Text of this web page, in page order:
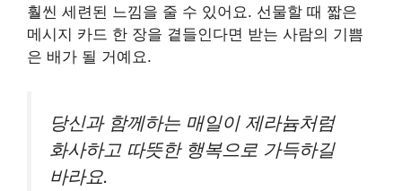
훨씬 세련된 느낌을 줄 수 있어요. 선물할 때 짧은
메시지 카드 한 장을 곁들인다면 받는 사람의 기쁨
은 배가 될 거예요.
당신과 함께하는 매일이 제라늄처럼
화사하고 따뜻한 행복으로 가득하길
바라요.